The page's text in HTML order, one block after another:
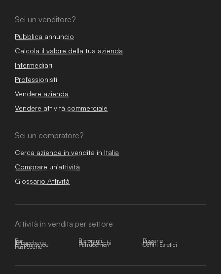
Sei un venditore?
Pubblica annuncio
Calcola il valore della tua azienda
Intermediari
Professionisti
Vendere azienda
Vendere attività commerciale
Sei un compratore?
Cerca aziende in vendita in Italia
Comprare un'attività
Glossario Attività
Attività in vendita per settore
Bar Ristoranti Pizzerie
Tabaccherie Bar Tabacchi Hotel
E-commerce Parrucchieri Centri Estetici
Pasticcerie